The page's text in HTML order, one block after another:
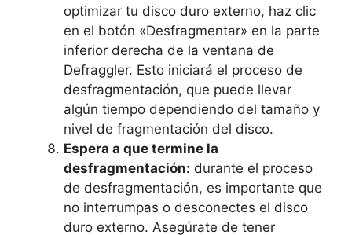
optimizar tu disco duro externo, haz clic
en el botón «Desfragmentar» en la parte
inferior derecha de la ventana de
Defraggler. Esto iniciará el proceso de
desfragmentación, que puede llevar
algún tiempo dependiendo del tamaño y
nivel de fragmentación del disco.
Espera a que termine la
desfragmentación: durante el proceso
de desfragmentación, es importante que
no interrumpas o desconectes el disco
duro externo. Asegúrate de tener